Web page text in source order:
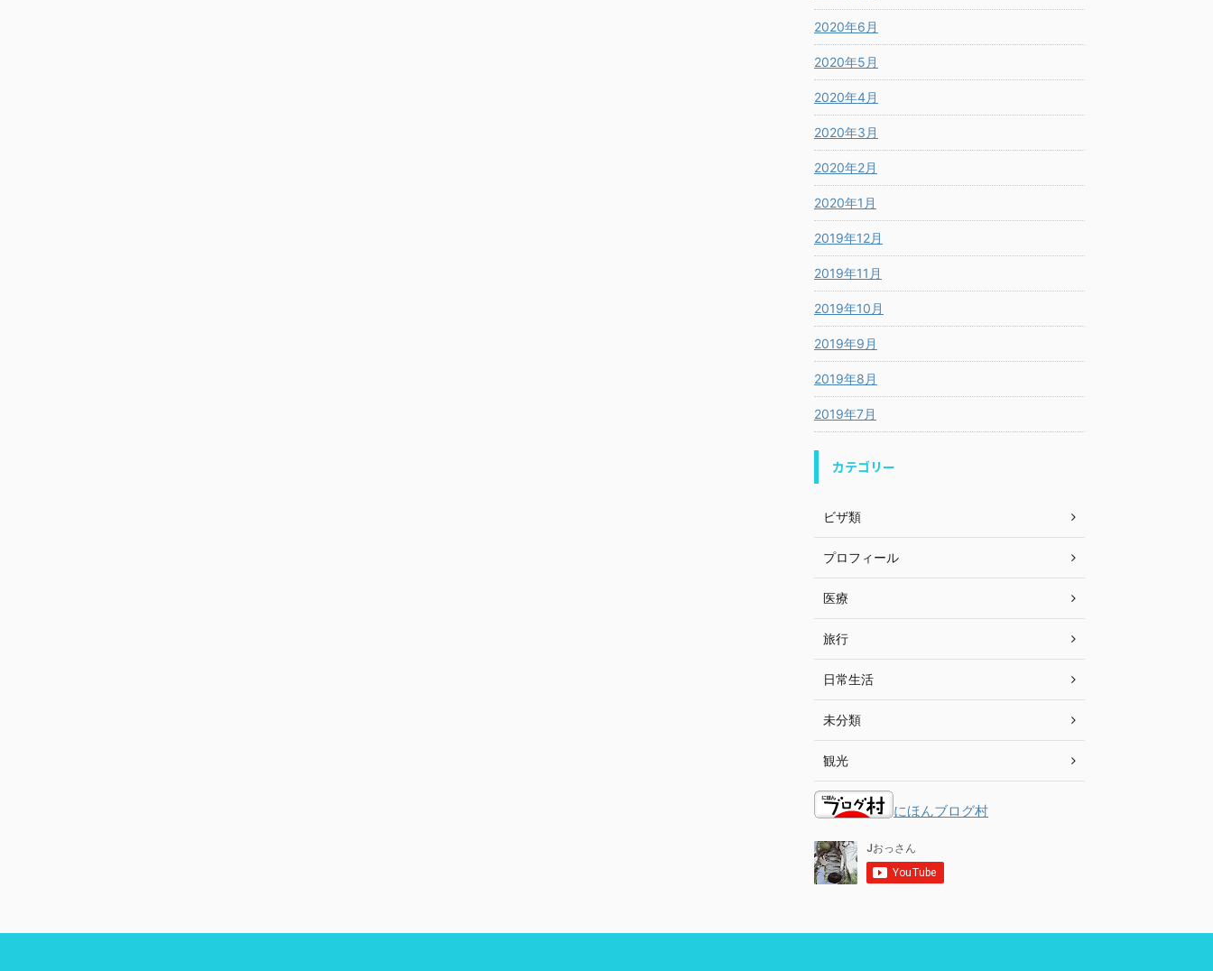
2020年6月
2020年5月
2020年4月
2020年3月
2020年2月
2020年1月
2019年12月
2019年11月
2019年10月
2019年9月
2019年8月
2019年7月
カテゴリー
ビザ類
プロフィール
医療
旅行
日常生活
未分類
観光
にほんブログ村